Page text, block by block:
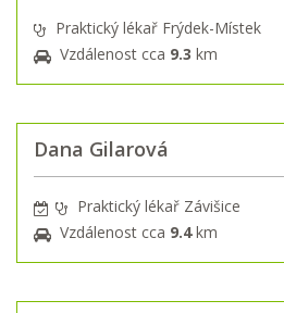
Praktický lékař Frýdek-Místek
Vzdálenost cca 9.3 km
Dana Gilarová
Praktický lékař Závišice
Vzdálenost cca 9.4km